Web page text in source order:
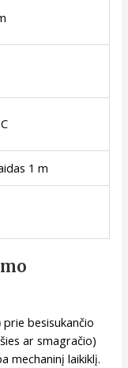
1 m
prie besisukančio
ar smagračio)
mechaninį laikiklį.